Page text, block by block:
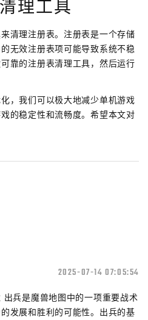
理工具
清理注册表。注册表是一个存储
无效注册表项可能导致系统不稳
靠的注册表清理工具，然后运行
，我们可以极大地减少单机游戏
的稳定性和流畅度。希望本文对
2025-07-14 07:05:54
兵是魔兽地图中的一项重要战术
发展和胜利的可能性。出兵的基